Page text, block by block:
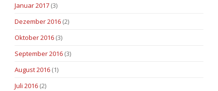
Januar 2017 (3)
Dezember 2016 (2)
Oktober 2016 (3)
September 2016 (3)
August 2016 (1)
Juli 2016 (2)